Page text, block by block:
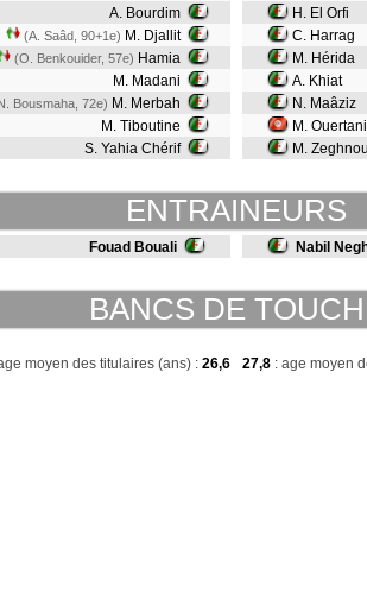
A. Bourdim
(A. Saâd, 90+1e) M. Djallit
(O. Benkouider, 57e) Hamia
M. Madani
Bousmaha, 72e) M. Merbah
M. Tiboutine
S. Yahia Chérif
H. El Orfi
C. Harrag
M. Hérida
A. Khiat
N. Maâziz
M.
M.
ENTRAINEURS
Fouad Bouali Nabil
BANCS DE
moyen des titulaires (ans) : 26,6 27,8 : age moyen